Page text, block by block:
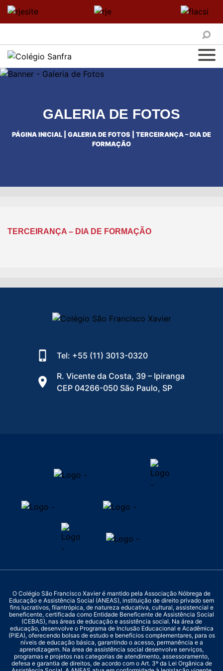
GALERIA DE FOTOS
PÁGINA INICIAL GALERIA DE FOTOS
TERCEIRANÇA – DIA DE
FORMAÇÃO
TERCEIRANÇA – DIA DE FORMAÇÃO
Tel: +55 (11) 3013-0320
R. Vicente da Costa, 39 – Ipiranga
CEP 04266-050 São Paulo, SP
O Colégio São Francisco Xavier é mantido pela Associação Nóbrega de
Educação e Assistência Social (ANEAS), instituição de direito privado sem
fins lucrativos, filantrópica, de natureza educativa, cultural, assistencial e
beneficente, certificada como Entidade Beneficente de Assistência Social
(CEBAS), nas áreas de educação e assistência social. Na área de
educação, desenvolve o Programa de Inclusão Educacional e Acadêmica
(PIEA), oferecendo bolsas de estudo e benefícios complementares, para os
níveis de educação básica, garantindo o acesso, permanência e a
aprendizagem. Na área de assistência social desenvolve serviços,
programas e projetos nas categorias de atendimento, assessoramento,
defesa e garantia de direitos, de acordo com o Art. 3º da Lei Orgânica de